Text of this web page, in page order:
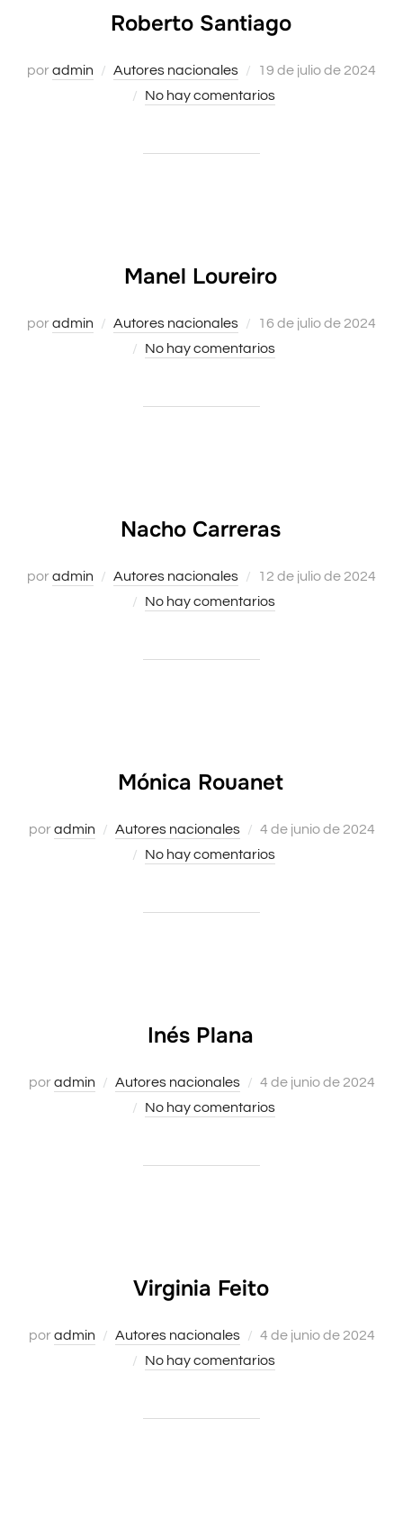
Roberto Santiago
poradmin Autores nacionales
Publicado
el
19 de julio de 2024
No hay comentarios
Manel Loureiro
poradmin Autores nacionales
Publicado
el
16 de julio de 2024
No hay comentarios
Nacho Carreras
poradmin Autores nacionales
Publicado
el
12 de julio de 2024
No hay comentarios
Mónica Rouanet
poradmin Autores nacionales
Publicado
el
4 de junio de 2024
No hay comentarios
Inés Plana
poradmin Autores nacionales
Publicado
el
4 de junio de 2024
No hay comentarios
Virginia Feito
poradmin Autores nacionales
Publicado
el
4 de junio de 2024
No hay comentarios